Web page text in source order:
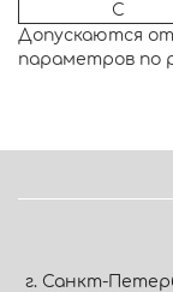
C
Допускаются
параметров по
г. Санкт-